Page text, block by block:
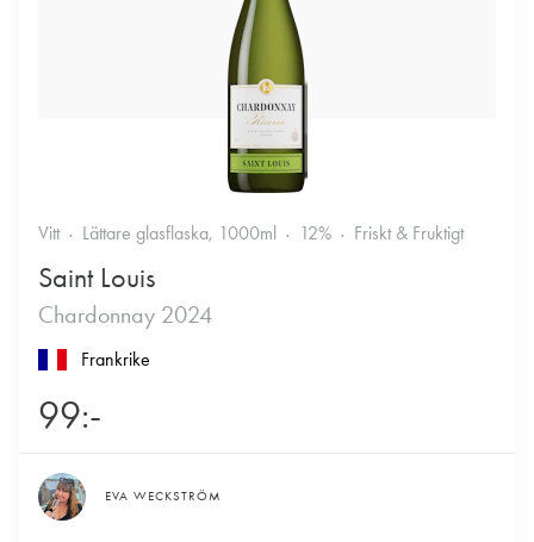
Vitt Lättare glasflaska, 1000ml 12% Friskt & Fruktigt
Saint Louis
Chardonnay 2024
Frankrike
99:-
EVA WECKSTRÖM